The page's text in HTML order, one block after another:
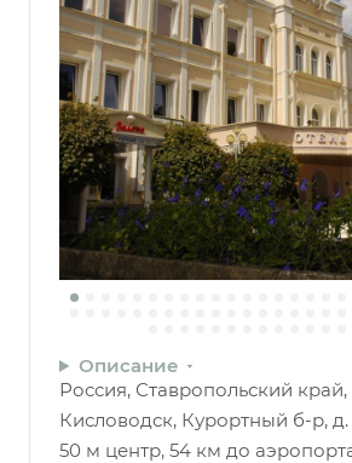
Описание
Россия, Ставропольский край,
Кисловодск, Курортный б-р, д.
50 м центр, 54 км до